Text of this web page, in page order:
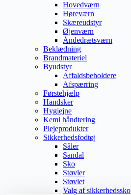
Hovedværn
Høreværn
Skæreudstyr
Øjenværn
Åndedrætsværn
Beklædning
Brandmateriel
Byudstyr
Affaldsbeholdere
Afspærring
Førstehjælp
Handsker
Hygiejne
Kemi håndtering
Plejeprodukter
Sikkerhedsfodtøj
Såler
Sandal
Sko
Støvler
Støvlet
Valg af sikkerhedssko